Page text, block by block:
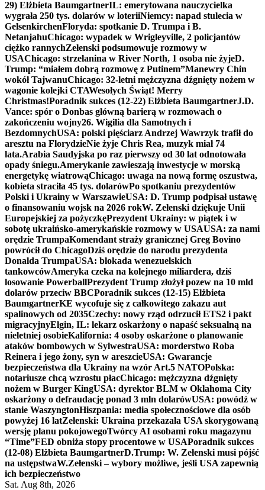
29) Elżbieta BaumgartnerIL: emerytowana nauczycielka
wygrała 250 tys. dolarów w loteriiNiemcy: napad stulecia w
GelsenkirchenFloryda: spotkanie D. Trumpa i B.
NetanjahuChicago: wypadek w Wrigleyville, 2 policjantów
ciężko rannychZełenski podsumowuje rozmowy w
USAChicago: strzelanina w River North, 1 osoba nie żyjeD.
Trump: “miałem dobrą rozmowę z Putinem”Manewry Chin
wokół TajwanuChicago: 32-letni mężczyzna dźgnięty nożem w
wagonie kolejki CTAWesołych Świąt! Merry
Christmas!Poradnik sukces (12-22) Elżbieta BaumgartnerJ.D.
Vance: spór o Donbas główną barierą w rozmowach o
zakończeniu wojny26. Wigilia dla Samotnych i
BezdomnychUSA: polski pięściarz Andrzej Wawrzyk trafił do
aresztu na FlorydzieNie żyje Chris Rea, muzyk miał 74
lata.Arabia Saudyjska po raz pierwszy od 30 lat odnotowała
opady śniegu.Amerykanie zawieszają inwestycje w morską
energetykę wiatrowąChicago: uwaga na nową formę oszustwa,
kobieta straciła 45 tys. dolarówPo spotkaniu prezydentów
Polski i Ukrainy w WarszawieUSA: D. Trump podpisał ustawę
o finansowaniu wojsk na 2026 rokW. Zełenski dziękuje Unii
Europejskiej za pożyczkęPrezydent Ukrainy: w piątek i w
sobotę ukraińsko-amerykańskie rozmowy w USAUSA: za nami
orędzie TrumpaKomendant straży granicznej Greg Bovino
powrócił do ChicagoDziś orędzie do narodu prezydenta
Donalda TrumpaUSA: blokada wenezuelskich
tankowcówAmeryka czeka na kolejnego miliardera, dziś
losowanie PowerballPrezydent Trump złożył pozew na 10 mld
dolarów przeciw BBCPoradnik sukces (12-15) Elżbieta
BaumgartnerKE wycofuje się z całkowitego zakazu aut
spalinowych od 2035Czechy: nowy rząd odrzucił ETS2 i pakt
migracyjnyElgin, IL: lekarz oskarżony o napaść seksualną na
nieletniej osobieKalifornia: 4 osoby oskarżone o planowanie
ataków bombowych w SylwestraUSA: morderstwo Roba
Reinera i jego żony, syn w areszcieUSA: Gwarancje
bezpieczeństwa dla Ukrainy na wzór Art.5 NATOPolska:
notariusze chcą wzrostu płacChicago: mężczyzna dźgnięty
nożem w Burger KingUSA: dyrektor BLM w Oklahoma City
oskarżony o defraudację ponad 3 mln dolarówUSA: powódź w
stanie WaszyngtonHiszpania: media społecznościowe dla osób
powyżej 16 latZełenski: Ukraina przekazała USA skorygowaną
wersję planu pokojowegoTwórcy AI osobami roku magazynu
“Time”FED obniża stopy procentowe w USAPoradnik sukces
(12-08) Elżbieta BaumgartnerD.Trump: W. Zełenski musi pójść
na ustępstwaW.Zełenski – wybory możliwe, jeśli USA zapewnią
ich bezpieczeństwo
Sat. Aug 8th, 2026